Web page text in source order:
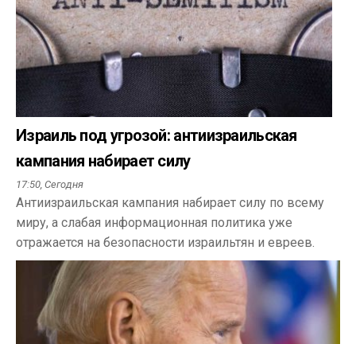
Израиль под угрозой: антиизраильская
кампания набирает силу
17:50, Сегодня
Антиизраильская кампания набирает силу по всему
миру, а слабая информационная политика уже
отражается на безопасности израильтян и евреев.